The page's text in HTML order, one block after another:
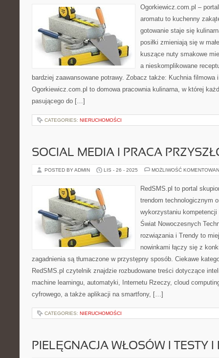
Ogorkiewicz.com.pl –
aromatu to kuchenny
gotowanie staje się
posiłki zmieniają się w
kuszące nuty smakowe
a nieskomplikowane
bardziej zaawansowane potrawy. Zobacz także: Kuchnia filmowa
Ogorkiewicz.com.pl to domowa pracownia kulinarna, w której
pasującego do […]
CATEGORIES: NIERUCHOMOŚCI
SOCIAL MEDIA I PRACA
POSTED BY ADMIN LIS - 26 - 2025 MOŻLIWOŚĆ
RedSMS.pl to portal
trendom technologicznym
wykorzystaniu
Świat Nowoczesnych
rozwiązania i Trendy to
nowinkami łączy się z
zagadnienia są tłumaczone w przystępny sposób. Ciekawe
RedSMS.pl czytelnik znajdzie rozbudowane treści dotyczące
machine learningu, automatyki, Internetu Rzeczy, cloud
cyfrowego, a także aplikacji na smartfony, […]
CATEGORIES: NIERUCHOMOŚCI
PIELĘGNACJA WŁOSÓW I TESTY